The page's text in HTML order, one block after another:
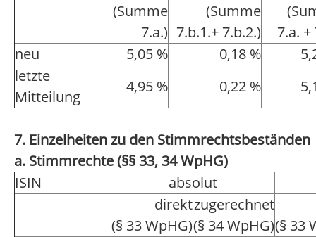
(Summe
7.a.)
(Summe
7.b.1.+ 7.b.2.)
7.a. +
neu
5,05 % 0,18 %
letzte
Mitteilung
4,95 % 0,22 %
7. Einzelheiten zu den Stimmrechtsbeständen
a. Stimmrechte (§§ 33, 34 WpHG)
ISIN
absolut
direkt
(§ 33 WpHG)
zugerechnet
(§ 34 WpHG)(§ 33